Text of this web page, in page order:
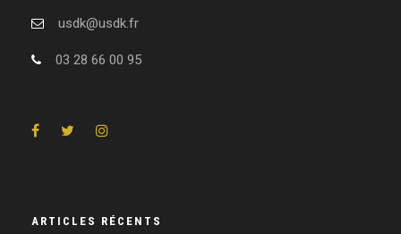
usdk@usdk.fr
03 28 66 00 95
ARTICLES RÉCENTS